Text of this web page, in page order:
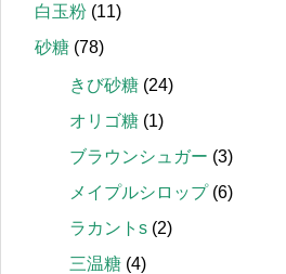
白玉粉 (11)
砂糖 (78)
きび砂糖 (24)
オリゴ糖 (1)
ブラウンシュガー (3)
メイプルシロップ(6)
ラカントs (2)
三温糖 (4)